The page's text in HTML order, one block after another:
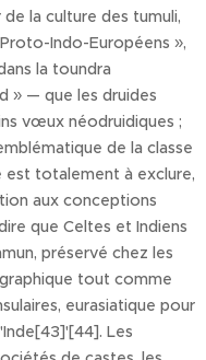
la culture des tumuli,
Indo-Européens »,
la toundra
» — que les druides
vœux néodruidiques ;
de la classe
totalement à exclure,
aux conceptions
que Celtes et Indiens
préservé chez les
tout comme
eurasiatique pour
Les